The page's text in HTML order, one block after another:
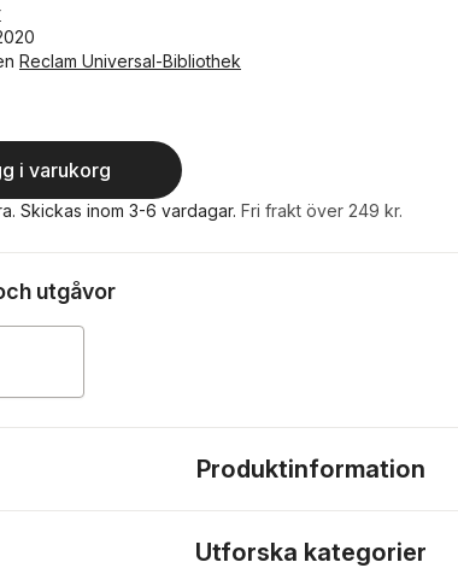
Reclam Universal-Bibliothek
i varukorg
Skickas inom 3-6 vardagar. Fri frakt över 249 kr.
utgåvor
Produktinformation
Utforska kategorier